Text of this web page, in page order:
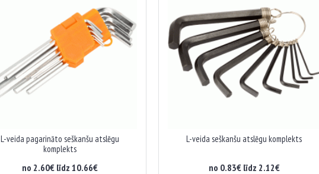
L-veida pagarināto seškanšu atslēgu
komplekts
no 2.60€ līdz 10.66€
L-veida seškanšu atslēgu komplekts
no 0.83€ līdz 2.12€